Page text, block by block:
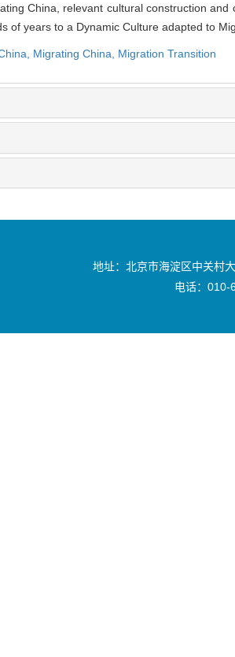
China, relevant cultural construction
of years to a Dynamic Culture adapted to
Migrating China, Migration Transition
地址：北京市海淀区中关村
电话：